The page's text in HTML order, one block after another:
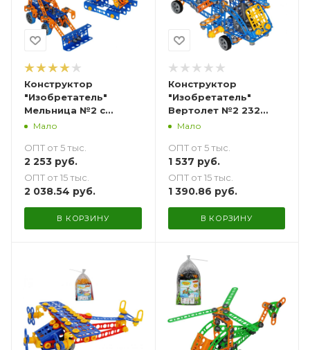
Конструктор
"Изобретатель"
Мельница №2 с
Трактором-
элементов
Мало
ОПТ от 5 тыс.
2 253 руб.
ОПТ от 15 тыс.
2 038.54 руб.
В КОРЗИНУ
Конструктор
"Изобретатель"
Вертолет №2 232
элемента
Мало
ОПТ от 5 тыс.
1 537 руб.
ОПТ от 15 тыс.
1 390.86 руб.
В КОРЗИНУ